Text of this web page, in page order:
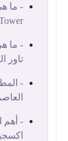
- ما
تاور
-
- أهم